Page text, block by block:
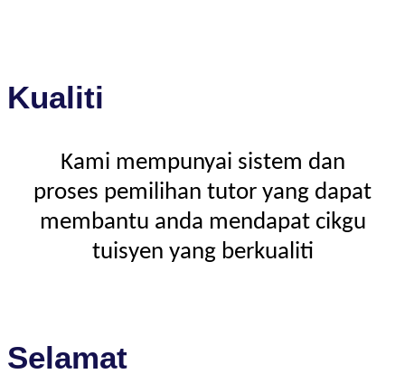
Kualiti
Kami mempunyai sistem dan
proses pemilihan tutor yang dapat
membantu anda mendapat cikgu
tuisyen yang berkualiti
Selamat